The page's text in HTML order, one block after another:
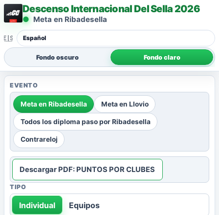
Descenso Internacional Del Sella 2026
Meta en Ribadesella
🇪🇸
Fondo oscuro Fondo claro
EVENTO
Meta en Ribadesella Meta en Llovio
Todos los diploma paso por Ribadesella
Contrareloj
Descargar PDF: PUNTOS POR CLUBES
TIPO
Individual Equipos